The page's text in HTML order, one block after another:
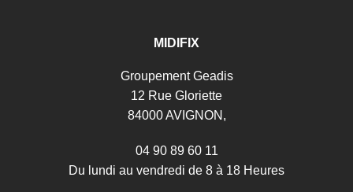
MIDIFIX
Groupement Geadis
12 Rue Gloriette
84000 AVIGNON,
04 90 89 60 11
Du lundi au vendredi de 8 à 18 Heures